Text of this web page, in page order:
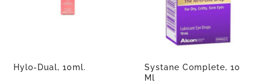
Hylo-Dual, 10ml.
Systane Complete, 10
Ml